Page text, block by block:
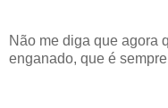
Não me diga que agora
enganado, que é